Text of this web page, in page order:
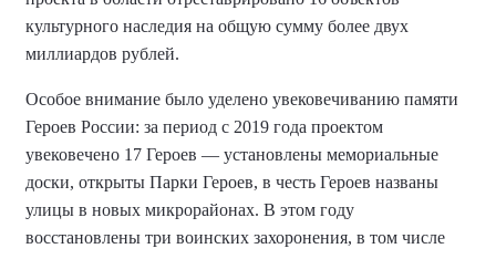
культурного наследия на общую сумму более двух
миллиардов рублей.
Особое внимание было уделено увековечиванию памяти
Героев России: за период с 2019 года проектом
увековечено 17 Героев — установлены мемориальные
доски, открыты Парки Героев, в честь Героев названы
улицы в новых микрорайонах. В этом году
восстановлены три воинских захоронения, в том числе